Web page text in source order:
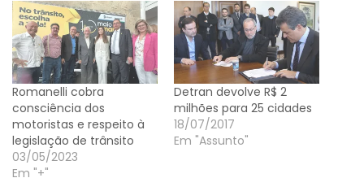
Romanelli cobra
consciência dos
motoristas e respeito à
legislação de trânsito
03/05/2023
Em "+"
Detran devolve R$ 2
milhões para 25 cidades
18/07/2017
Em "Assunto"